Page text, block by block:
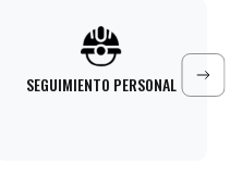
SEGUIMIENTO PERSONAL